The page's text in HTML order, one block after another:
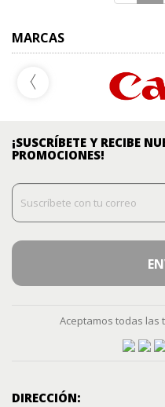
MARCAS
¡SUSCRÍBETE Y RECIBE
PROMOCIONES!
Aceptamos todas las
DIRECCIÓN: